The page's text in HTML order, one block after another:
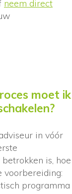
neem direct
moet ik
in vóór
is, hoe
voorbereiding:
programma